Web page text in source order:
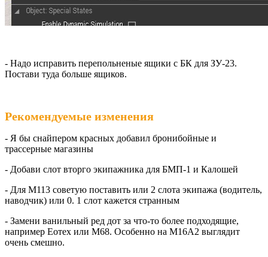
- Надо исправить перепольненые ящики с БК для ЗУ-23.
Постави туда больше ящиков.
Рекомендуемые изменения
- Я бы снайпером красных добавил бронибойные и
трассерные магазины
- Добави слот вторго экипажника для БМП-1 и Калошей
- Для М113 советую поставить или 2 слота экипажа (водитель,
наводчик) или 0. 1 слот кажется странным
- Замени ванильный ред дот за что-то более подходящие,
например Еотех или М68. Особенно на М16А2 выглядит
очень смешно.